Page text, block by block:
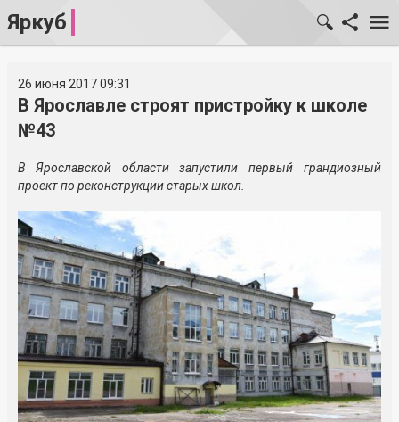
Яркуб
26 июня 2017 09:31
В Ярославле строят пристройку к школе
№43
В Ярославской области запустили первый грандиозный
проект по реконструкции старых школ.